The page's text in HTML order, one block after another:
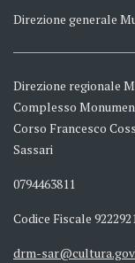
Direzione generale
Direzione regionale
Complesso
Corso Francesco
Sassari
0794463811
Codice Fiscale
drm-